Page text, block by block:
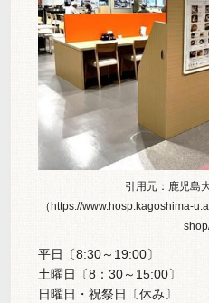
引用元：鹿児島
（https://www.hosp.kagoshima-
shop/
平日〔8:30～19:00〕
土曜日〔8：30～15:00〕
日曜日・祝祭日〔休み〕